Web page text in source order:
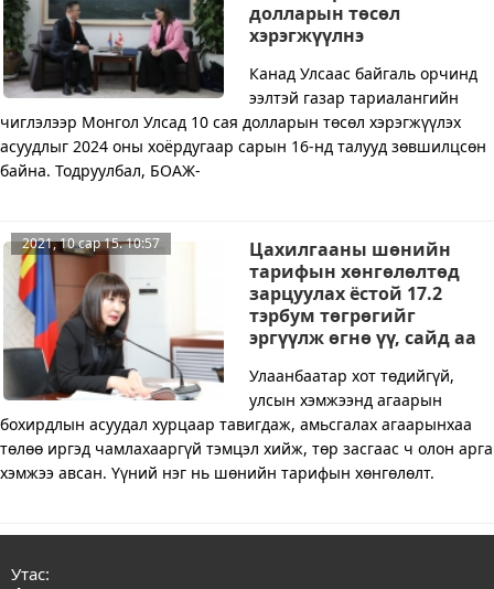
долларын төсөл
хэрэгжүүлнэ
Канад Улсаас байгаль орчинд
ээлтэй газар тариалангийн
чиглэлээр Монгол Улсад 10 сая долларын төсөл хэрэгжүүлэх
асуудлыг 2024 оны хоёрдугаар сарын 16-нд талууд зөвшилцсөн
байна. Тодруулбал, БОАЖ-
Цахилгааны шөнийн
тарифын хөнгөлөлтөд
зарцуулах ёстой 17.2
тэрбум төгрөгийг
эргүүлж өгнө үү, сайд аа
2021, 10 сар 15. 10:57
Улаанбаатар хот төдийгүй,
улсын хэмжээнд агаарын
бохирдлын асуудал хурцаар тавигдаж, амьсгалах агаарынхаа
төлөө иргэд чамлахааргүй тэмцэл хийж, төр засгаас ч олон арга
хэмжээ авсан. Үүний нэг нь шөнийн тарифын хөнгөлөлт.
Утас: